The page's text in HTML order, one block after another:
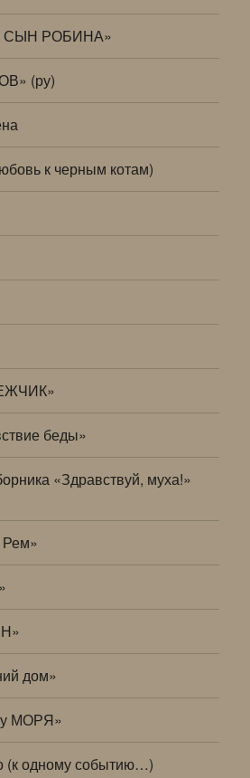
СЫН РОБИНА»
(ру)
к черным котам)
беды»
«Здравствуй, муха!»
Рем»
дом»
МОРЯ»
(к одному событию…)